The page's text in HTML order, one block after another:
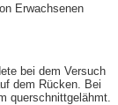
Erwachsenen
bei dem Versuch
dem Rücken. Bei
querschnittgelähmt.